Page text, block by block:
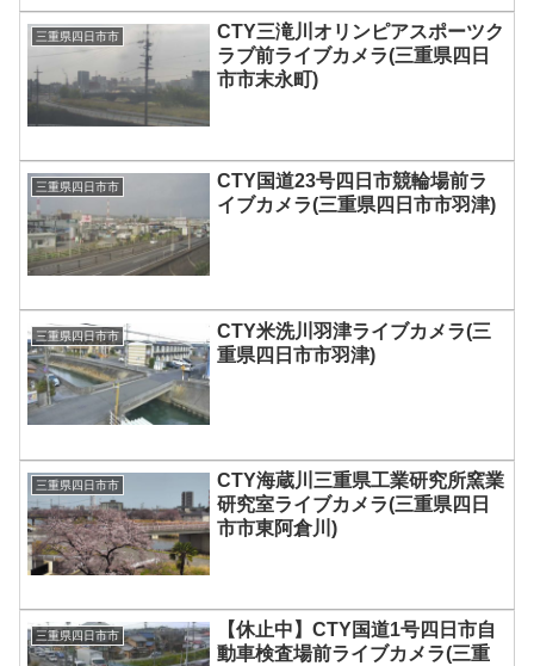
三重県四日市市
CTY三滝川オリンピアスポーツク
ラブ前ライブカメラ(三重県四日
市市末永町)
三重県四日市市
CTY国道23号四日市競輪場前ラ
イブカメラ(三重県四日市市羽津)
三重県四日市市
CTY米洗川羽津ライブカメラ(三
重県四日市市羽津)
三重県四日市市
CTY海蔵川三重県工業研究所窯業
研究室ライブカメラ(三重県四日
市市東阿倉川)
三重県四日市市
【休止中】CTY国道1号四日市自
動車検査場前ライブカメラ(三重